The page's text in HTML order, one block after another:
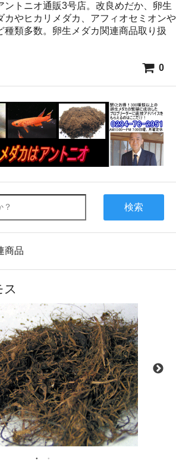
トニオ通販3号店。改良めだか、卵生
カやヒカリメダカ、アフィオセミオンや
種類多数。卵生メダカ関連商品取り扱
0
検索
商品
ス